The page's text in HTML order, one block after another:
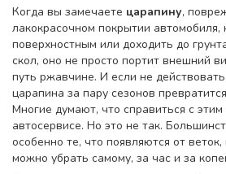
Когда вы замечаете царапину,
лакокрасочном покрытии
поверхностным или доходить до
скол, оно не просто портит внешний
путь ржавчине. И если не
царапина за пару сезонов
Многие думают, что справиться с
автосервисе. Но это не так.
особенно те, что появляются от
можно убрать самому, за час и за